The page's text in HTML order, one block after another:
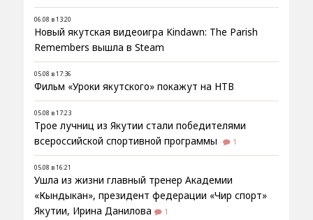
06.08 в 13:20
Новый якутская видеоигра Kindawn: The Parish
Remembers вышла в Steam
05.08 в 17:36
Фильм «Уроки якутского» покажут на НТВ
05.08 в 17:23
Трое лучниц из Якутии стали победителями
всероссийской спортивной программы
1
05.08 в 16:21
Ушла из жизни главный тренер Академии
«Кындыкан», президент федерации «Чир спорт»
Якутии, Ирина Данилова
1